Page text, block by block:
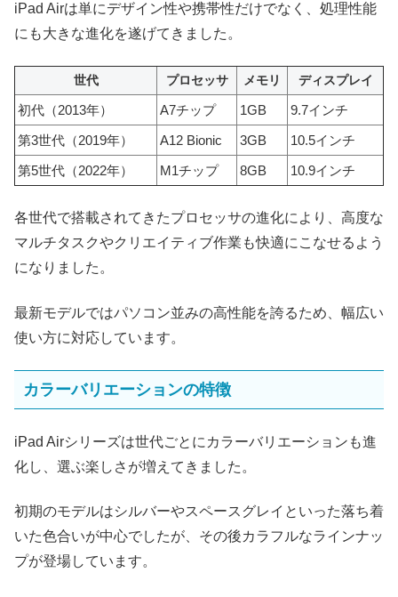
iPad Airは単にデザイン性や携帯性だけでなく、処理性能
にも大きな進化を遂げてきました。
世代 プロセッサ メモリ ディスプレイ
初代（2013年） A7チップ 1GB
9.7インチ
第3世代（2019年）
A12 Bionic 3GB
10.5インチ
第5世代（2022年）
M1チップ 8GB 10.9インチ
各世代で搭載されてきたプロセッサの進化により、高度な
マルチタスクやクリエイティブ作業も快適にこなせるよう
になりました。
最新モデルではパソコン並みの高性能を誇るため、幅広い
使い方に対応しています。
カラーバリエーションの特徴
iPad Airシリーズは世代ごとにカラーバリエーションも進
化し、選ぶ楽しさが増えてきました。
初期のモデルはシルバーやスペースグレイといった落ち着
いた色合いが中心でしたが、その後カラフルなラインナッ
プが登場しています。